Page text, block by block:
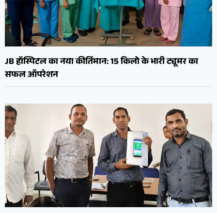
JB हॉस्पिटल का नया कीर्तिमान: 15 किलो के भारी ट्यूमर का
सफल ऑपरेशन